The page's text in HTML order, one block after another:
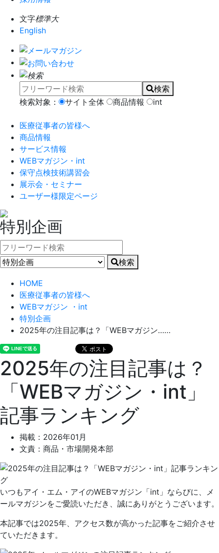
文字標準大
English
検索
検索対象：
サイト全体 商品情報 int
医療従事者の皆様へ
商品情報
サービス情報
WEBマガジン・int
保守点検技術講習会
展示会・セミナー
ユーザー様限定ページ
特別企画
検索
HOME
医療従事者の皆様へ
WEBマガジン ・int
特別企画
2025年の注目記事は？「WEBマガジン……
2025年の注目記事は？
「WEBマガジン・int」
記事ランキング
掲載：2026年01月
文責：商品・市場開発本部
いつもアイ・エム・アイのWEBマガジン「int」ならびに、メ
ールマガジンをご愛読いただき、誠にありがとうございます。
本記事では2025年、アクセス数が高かった記事をご紹介させ
ていただきます。